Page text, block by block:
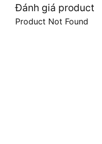
Đánh giá product
Product Not Found